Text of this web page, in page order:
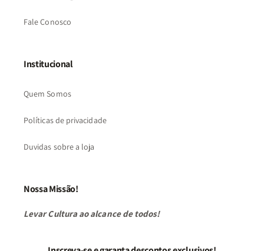
Fale Conosco
Institucional
Quem Somos
Políticas de privacidade
Duvidas sobre a loja
Nossa Missão!
Levar Cultura ao alcance de todos!